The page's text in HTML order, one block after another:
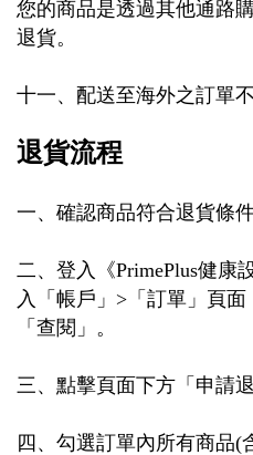
您的商品是透過其他通路
退貨。
十一、配送至海外之訂單
退貨流程
一、確認商品符合退貨條件
二、登入《PrimePlus健康
入「帳戶」 > 「訂單」頁
「查閱」。
三、點擊頁面下方「申請退
四、勾選訂單內所有商品(